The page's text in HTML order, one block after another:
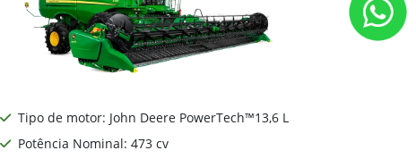
Tipo de motor: John Deere PowerTech™13,6 L
Potência Nominal: 473 cv